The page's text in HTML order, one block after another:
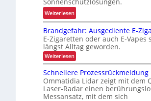
u
r
h
L
E
D
-
P
r
e
i
h
e
n
j
e
t
z
t
e
e
s
h
ä
f
t
f
ü
r
Weiterlesen:
S
t
e
i
g
r
u
n
Brandgefahr: Ausgediente E-
E-Zigaretten oder auch E-Vapes
längst Alltag geworden.
Weiterlesen:
B
a
n
d
g
Schnellere Prozessrückmeldung
Ommatidia Lidar zeigt mit dem
Laser-Radar einen
Messansatz, mit dem sich